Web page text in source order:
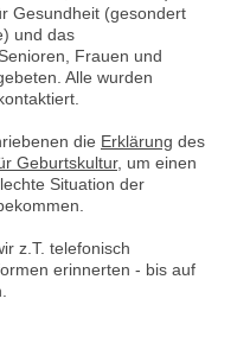
Gesundheit (gesondert
und das
Frauen und
Alle wurden
die Erklärung des
Geburtskultur, um einen
Situation der
z.T. telefonisch
erinnerten - bis auf